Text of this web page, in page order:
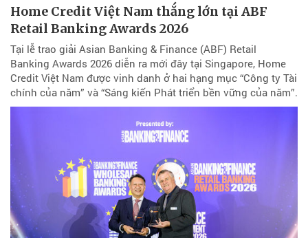
qua.
Home Credit Việt Nam thắng lớn tại ABF
Retail Banking Awards 2026
Tại lễ trao giải Asian Banking & Finance (ABF) Retail
Banking Awards 2026 diễn ra mới đây tại Singapore, Home
Credit Việt Nam được vinh danh ở hai hạng mục “Công ty Tài
chính của năm” và “Sáng kiến Phát triển bền vững của năm”.